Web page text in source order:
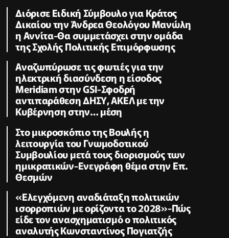
Διόρισε Ειδική Σύμβουλο για Κράτος
Δικαίου την Άνδρεα Θεολόγου Μανώλη
η Αννίτα-Θα συμμετάσχει στην ομάδα
της Σχολής Πολιτικής Επιμόρφωσης
Αναζωπύρωσε τις φωτιές για την
ηλεκτρική διασύνδεση η είσοδος
Meridiam στην GSI-Σφοδρή
αντιπαράθεση ΔΗΣΥ, ΑΚΕΛ με την
Κυβέρνηση στην… μέση
Στο μικροσκόπιο της Βουλής η
λειτουργία του Γνωμοδοτικού
Συμβουλίου μετά τους διορισμούς των
ημικρατικών-Ενεγράφη θέμα στην Επ.
Θεσμών
«Ελεγχόμενη αναδιάταξη πολιτικών
ισορροπιών με ορίζοντα το 2028»-Πώς
είδε τον ανασχηματισμό ο πολιτικός
αναλυτής Κωνσταντίνος Πογιατζής